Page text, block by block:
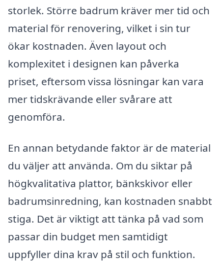
storlek. Större badrum kräver mer tid och
material för renovering, vilket i sin tur
ökar kostnaden. Även layout och
komplexitet i designen kan påverka
priset, eftersom vissa lösningar kan vara
mer tidskrävande eller svårare att
genomföra.
En annan betydande faktor är de material
du väljer att använda. Om du siktar på
högkvalitativa plattor, bänkskivor eller
badrumsinredning, kan kostnaden snabbt
stiga. Det är viktigt att tänka på vad som
passar din budget men samtidigt
uppfyller dina krav på stil och funktion.